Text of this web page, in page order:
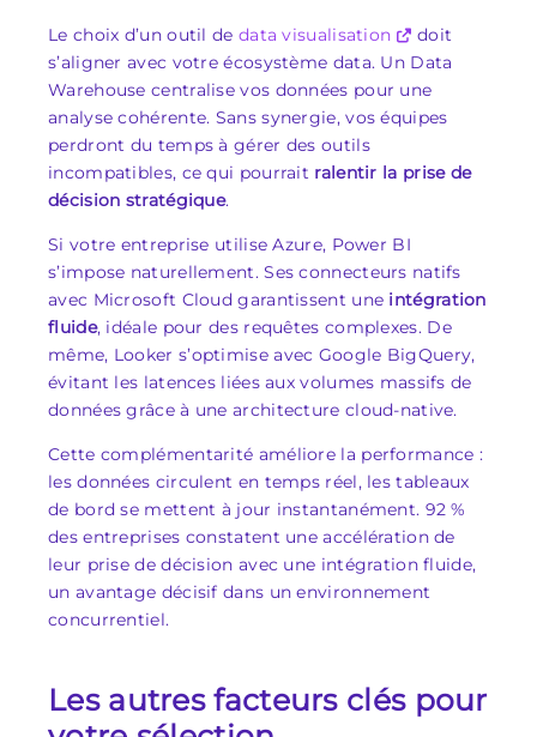
Le choix d’un outil de data visualisation
doit
s’aligner avec votre écosystème data. Un Data
Warehouse centralise vos données pour une
analyse cohérente. Sans synergie, vos équipes
perdront du temps à gérer des outils
incompatibles, ce qui pourrait ralentir la prise de
décision stratégique.
Si votre entreprise utilise Azure, Power BI
s’impose naturellement. Ses connecteurs natifs
avec Microsoft Cloud garantissent une intégration
fluide, idéale pour des requêtes complexes. De
même, Looker s’optimise avec Google BigQuery,
évitant les latences liées aux volumes massifs de
données grâce à une architecture cloud-native.
Cette complémentarité améliore la performance :
les données circulent en temps réel, les tableaux
de bord se mettent à jour instantanément. 92 %
des entreprises constatent une accélération de
leur prise de décision avec une intégration fluide,
un avantage décisif dans un environnement
concurrentiel.
Les autres facteurs clés pour